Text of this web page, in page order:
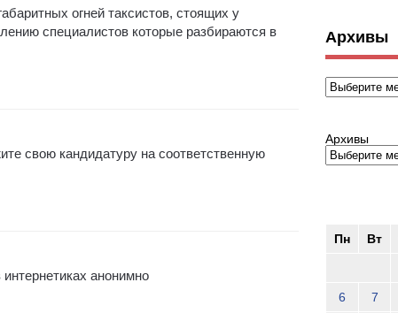
огней таксистов, стоящих у
специалистов которые разбираются в
свою кандидатуру на соответственную
анонимно
Архивы
Архивы
Архивы
Пн Вт
6 7